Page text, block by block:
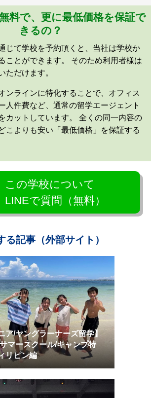
料で、更に最低価格を保証で
きるの？
じて学校を予約頂くと、当社は学校か
ことができます。 そのため利用者様は
ただけます。
ンラインに特化することで、オフィス
人件費など、通常の留学エージェント
カットしています。 全くの同一内容の
こよりも安い「最低価格」を保証する
この学校について
LINEで質問（無料）
る記事（外部サイト）
ア/ヤングラーナーズ留学】
マースクール/キャンプ特
リピン編